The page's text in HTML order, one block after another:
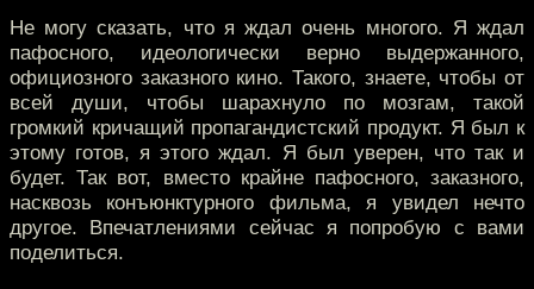
Не могу сказать, что я ждал очень многого. Я ждал
пафосного, идеологически верно выдержанного,
официозного заказного кино. Такого, знаете, чтобы от
всей души, чтобы шарахнуло по мозгам, такой
громкий кричащий пропагандистский продукт. Я был к
этому готов, я этого ждал. Я был уверен, что так и
будет. Так вот, вместо крайне пафосного, заказного,
насквозь конъюнктурного фильма, я увидел нечто
другое. Впечатлениями сейчас я попробую с вами
поделиться.